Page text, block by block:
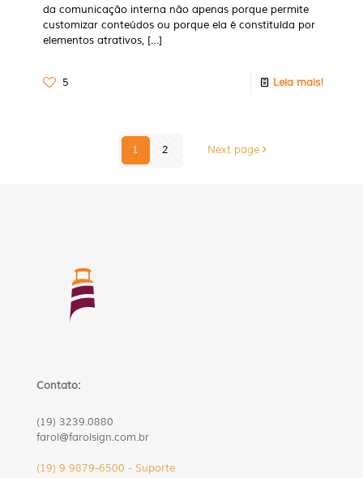
da comunicação interna não apenas porque permite
customizar conteúdos ou porque ela é constituída por
elementos atrativos, […]
5 Leia mais!
1 2 Next page
Contato:
(19) 3239.0880
farol@farolsign.com.br
(19) 9 9879-6500 - Suporte